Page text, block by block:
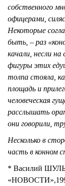
собственного
офицерами,
Некоторые
быть, – раз
качали, несли
фигуры этих
толпа стояла,
площадь и
человеческая
расслышать
они говорили,
Несколько в
часть в конном
* Василий